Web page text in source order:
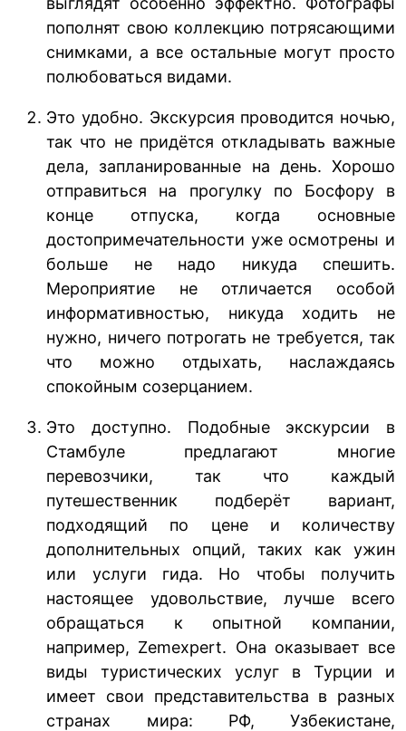
пополнят свою коллекцию потрясающими
снимками, а все остальные могут просто
полюбоваться видами.
Это удобно. Экскурсия проводится ночью,
так что не придётся откладывать важные
дела, запланированные на день. Хорошо
отправиться на прогулку по Босфору в
конце отпуска, когда основные
достопримечательности уже осмотрены и
больше не надо никуда спешить.
Мероприятие не отличается особой
информативностью, никуда ходить не
нужно, ничего потрогать не требуется, так
что можно отдыхать, наслаждаясь
спокойным созерцанием.
Это доступно. Подобные экскурсии в
Стамбуле предлагают многие
перевозчики, так что каждый
путешественник подберёт вариант,
подходящий по цене и количеству
дополнительных опций, таких как ужин
или услуги гида. Но чтобы получить
настоящее удовольствие, лучше всего
обращаться к опытной компании,
например, Zemexpert. Она оказывает все
виды туристических услуг в Турции и
имеет свои представительства в разных
странах мира: РФ, Узбекистане,